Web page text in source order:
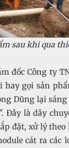
sau khi qua
đốc Công ty
gọi sản
Dũng lại
Ðây là dây
đặt, xử lý
cát ra các